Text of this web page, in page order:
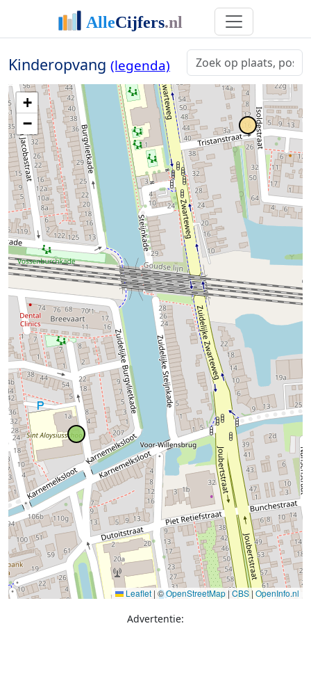
Kinderopvang (legenda)
+
−
Leaflet | ©OpenStreetMap | CBS| OpenInfo.nl
Advertentie: